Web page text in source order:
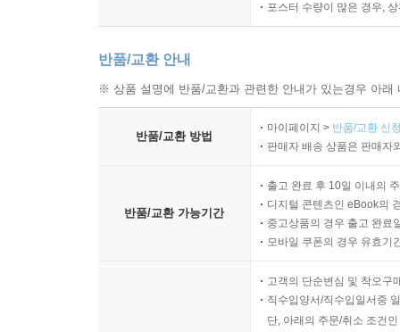
포스터 수량이 많은 경우,
반품/교환 안내
※ 상품 설명에 반품/교환과 관련한 안내가 있는경우 아
반품/교환 방법
마이페이지 > 반품/교환 신
판매자 배송 상품은 판매자
반품/교환 가능기간
출고 완료 후 10일 이내의
디지털 콘텐츠인 eBook의
중고상품의 경우 출고 완료
모바일 쿠폰의 경우 유효기
고객의 단순변심 및 착오구
직수입양서/직수입일서중
단, 아래의 주문/취소 조건